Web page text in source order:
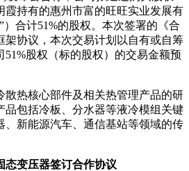
霞持有的惠州市富的旺旺实业发展有
）合计51%的股权。本次签署的《合
架协议，本次交易计划以自有或自筹
51%股权（标的股权）的交易金额预
散热核心部件及相关热管理产品的研
品包括冷板、分水器等液冷模组关键
、新能源汽车、通信基站等领域的传
态变压器签订合作协议